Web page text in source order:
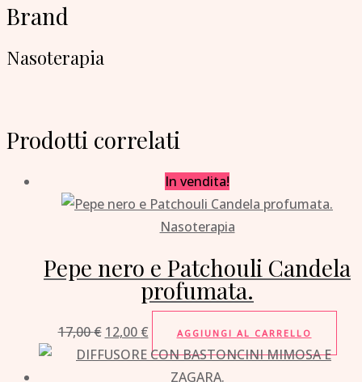
Brand
Nasoterapia
Prodotti correlati
In vendita!
Nasoterapia
Pepe nero e Patchouli Candela
profumata.
17,00€ 12,00 € AGGIUNGI AL CARRELLO